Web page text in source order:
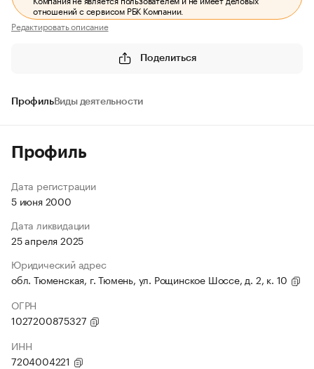
отношений с сервисом РБК Компании.
Редактировать описание
Поделиться
ПрофильВиды деятельности
Профиль
Дата регистрации
5 июня 2000
Дата ликвидации
25 апреля 2025
Юридический адрес
обл. Тюменская, г. Тюмень, ул. Рощинское Шоссе, д. 2, к. 10
ОГРН
1027200875327
ИНН
7204004221